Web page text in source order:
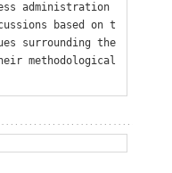
administration
based on t
surrounding the
methodological